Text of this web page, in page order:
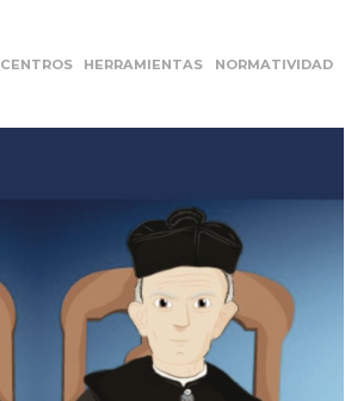
CENTROS HERRAMIENTAS NORMATIVIDAD